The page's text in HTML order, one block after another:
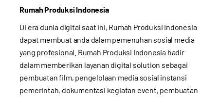
Rumah Produksi Indonesia
Di era dunia digital saat ini, Rumah Produksi Indonesia
dapat membuat anda dalam pemenuhan sosial media
yang profesional. Rumah Produksi Indonesia hadir
dalam memberikan layanan digital solution sebagai
pembuatan film, pengelolaan media sosial instansi
pemerintah, dokumentasi kegiatan event, pembuatan